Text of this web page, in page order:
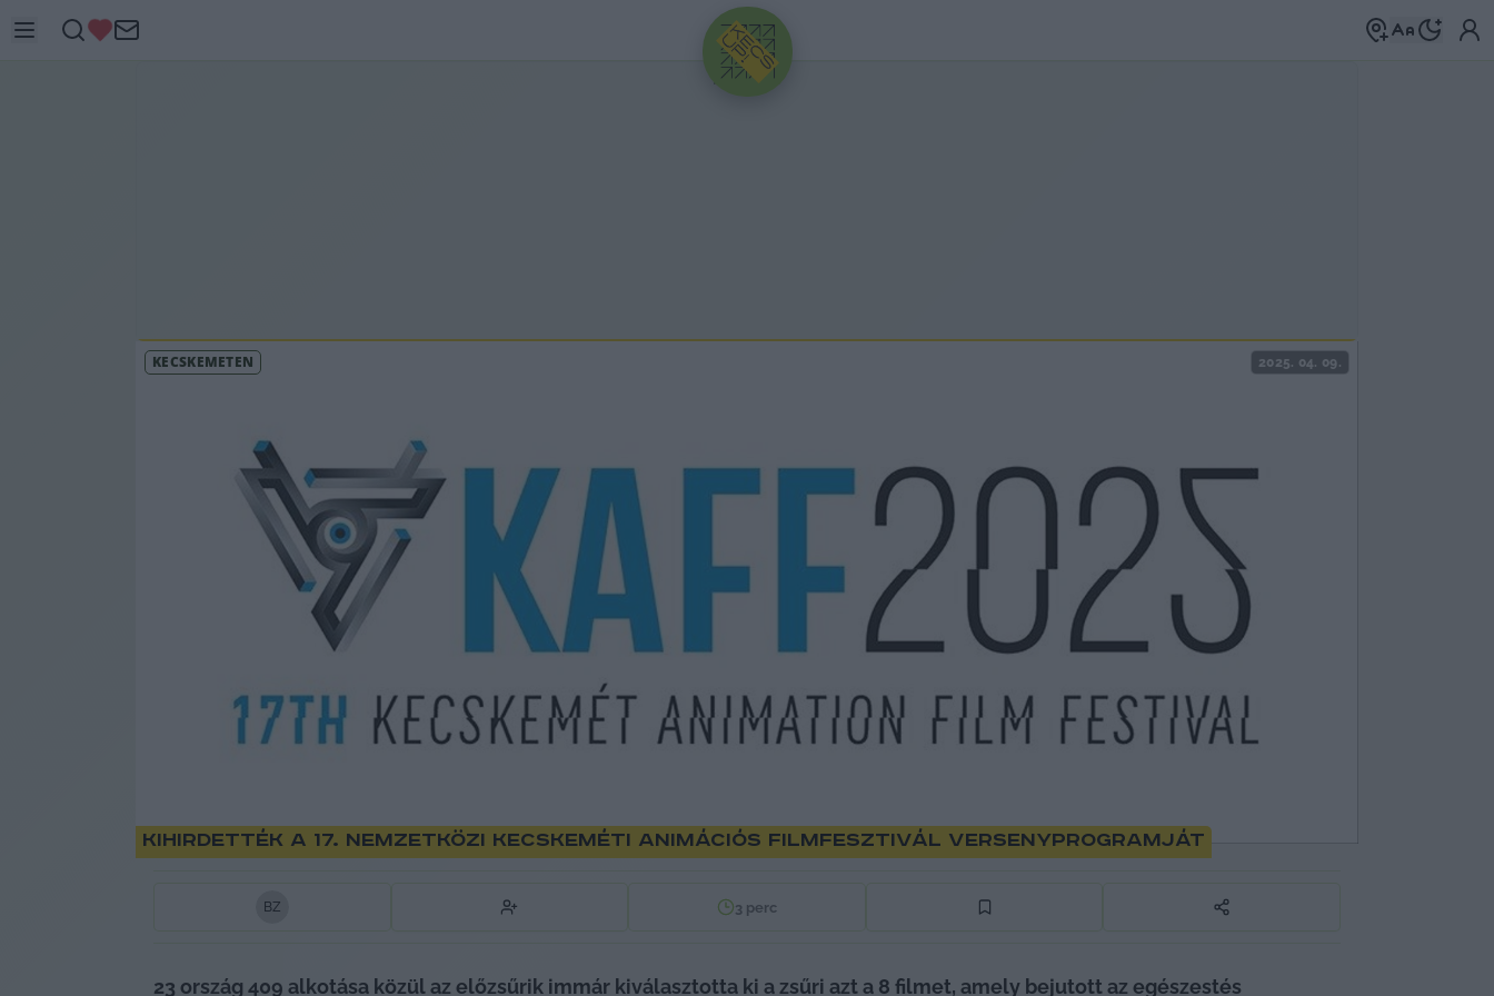
HIRDETÉS
KECSKEMÉTEN 2025. 04. 09.
Kihirdették a 17. Nemzetközi Kecskeméti Animációs Filmfesztivál versenyprogramját
BZ 3 perc
23 ország 409 alkotása közül az előzsűrik immár kiválasztotta ki a zsűri azt a 8 filmet, amely bejutott az egészestés